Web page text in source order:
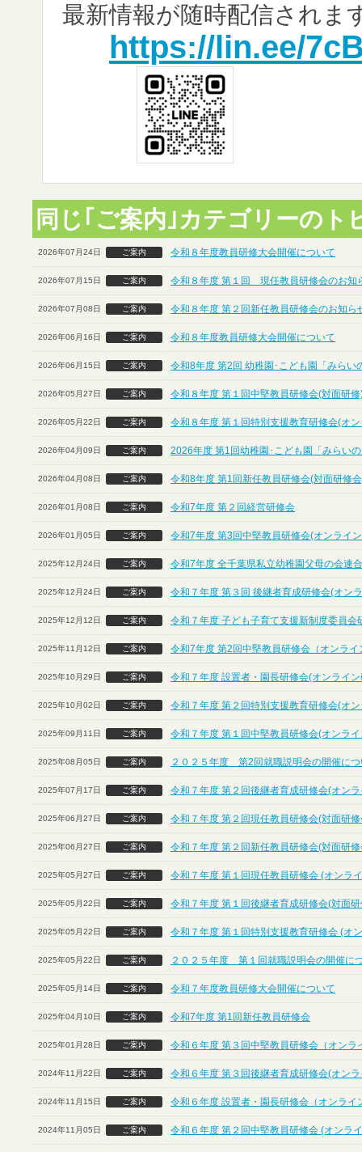
最新情報が随時配信され
https://lin.ee/
同じ｢ご案内｣カテゴリーのト
2026年07月24日 ご案内 令和８年度教員研修大会開催について
2026年07月15日 ご案内 令和８年度 第１回 現任教員研修会のお知
2026年07月08日 ご案内 令和８年度 第２回新任教員研修会のお知ら
2026年06月16日 ご案内 令和８年度教員研修大会開催について
2026年06月15日 ご案内 令和8年度 第2回 幼稚園･こども園「みらい
2026年05月27日 ご案内 令和８年度 第１回中堅教員研修会(対面研修
2026年05月22日 ご案内 令和８年度 第１回特別支援教育研修会(オ
2026年04月09日 ご案内 2026年度 第1回幼稚園･こども園「みらい
2026年04月08日 ご案内 令和8年度 第1回新任教員研修会(対面研修
2026年01月08日 ご案内 令和7年度 第２回経営研修会
2026年01月05日 ご案内 令和7年度 第3回中堅教員研修会(オンライ
2025年12月24日 ご案内 令和7年度 全千葉県私立幼稚園父母の会連
2025年12月24日 ご案内 令和７年度 第３回 後継者育成研修会(オン
2025年12月12日 ご案内 令和７年度 子ども子育て支援新制度委員会
2025年11月12日 ご案内 令和7年度 第2回中堅教員研修会（オンライ
2025年10月29日 ご案内 令和７年度 設置者・園長研修会(オンライ
2025年10月02日 ご案内 令和７年度 第２回特別支援教育研修会(オ
2025年09月11日 ご案内 令和７年度 第１回中堅教員研修会(オンラ
2025年08月05日 ご案内 ２０２５年度 第2回就職説明会の開催につ
2025年07月17日 ご案内 令和７年度 第２回後継者育成研修会(オン
2025年06月27日 ご案内 令和７年度 第２回現任教員研修会(対面研
2025年06月27日 ご案内 令和７年度 第２回新任教員研修会(対面研
2025年05月27日 ご案内 令和７年度 第１回現任教員研修会 (オンラ
2025年05月22日 ご案内 令和７年度 第１回後継者育成研修会(対面
2025年05月22日 ご案内 令和７年度 第１回特別支援教育研修会 (オ
2025年05月22日 ご案内 ２０２５年度 第１回就職説明会の開催に
2025年05月14日 ご案内 令和７年度教員研修大会開催について
2025年04月10日 ご案内 令和7年度 第1回新任教員研修会
2025年01月28日 ご案内 令和６年度 第３回中堅教員研修会（オンラ
2024年11月22日 ご案内 令和６年度 第３回後継者育成研修会(オン
2024年11月15日 ご案内 令和６年度 設置者・園長研修会（オンライ
2024年11月05日 ご案内 令和６年度 第２回中堅教員研修会 (オンラ